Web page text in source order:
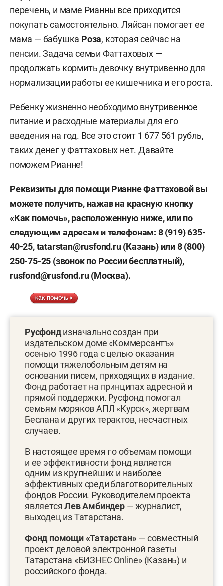
перечень, и маме Рианны все приходится
покупать самостоятельно. Ляйсан помогает ее
мама — бабушка Роза, которая сейчас на
пенсии. Задача семьи Фаттаховых —
продолжать кормить девочку внутривенно для
нормализации работы ее кишечника и его роста.
Ребенку жизненно необходимо внутривенное
питание и расходные материалы для его
введения на год. Все это стоит 1 677 561 рубль,
таких денег у Фаттаховых нет. Давайте
поможем Рианне!
Реквизиты для помощи Рианне Фаттаховой вы
можете получить, нажав на красную кнопку
«Как помочь», расположенную ниже, или по
следующим адресам ителефонам: 8 (919)635-
40-25,tatarstan@rusfond.ru(Казань) или 8 (800)
250-75-25 (звонок по России бесплатный),
rusfond@rusfond.ru(Москва).
Русфондизначально создан при
издательском доме «Коммерсантъ»
осенью 1996 года с целью оказания
помощи тяжелобольным детям на
основании писем, приходящих в издание.
Фонд работает на принципах адресной и
прямой поддержки. Русфонд помогал
семьям моряков АПЛ «Курск», жертвам
Беслана и других терактов, несчастных
случаев.
В настоящее время по объемам помощи
и ее эффективности фонд является
одним из крупнейших и наиболее
эффективных среди благотворительных
фондов России. Руководителем проекта
являетсяЛев Амбиндер— журналист,
выходец из Татарстана.
Фонд помощи «Татарстан»— совместный
проект деловой электронной газеты
Татарстана «БИЗНЕС Online» (Казань) и
российского фонда.